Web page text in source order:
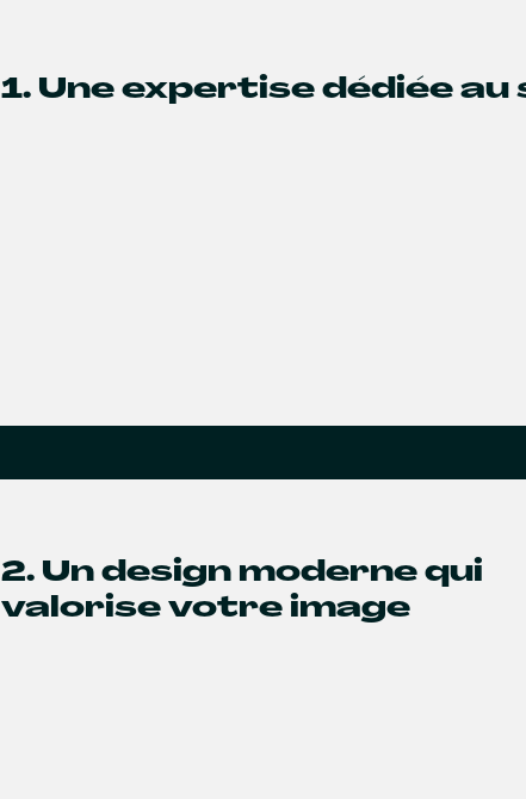
1. Une expertise dédiée
2. Un design moderne qui
valorise votre image